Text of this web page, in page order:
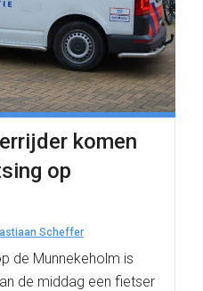
komen
op
Scheffer
de Munnekeholm is
de middag een fietser